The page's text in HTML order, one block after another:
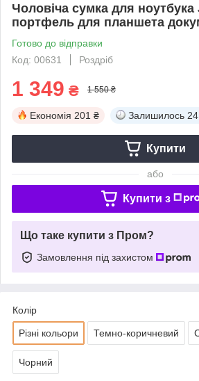
Чоловіча сумка для ноутбука
портфель для планшета
Готово до відправки
Код: 00631
Роздріб
1 349 ₴ 1 550 ₴
Економія 201 ₴ Залишилось
Купити
або
Купити з
Що таке купити з Пром?
Замовлення під захистом
Колір
Різні кольори Темно-коричневий
Чорний